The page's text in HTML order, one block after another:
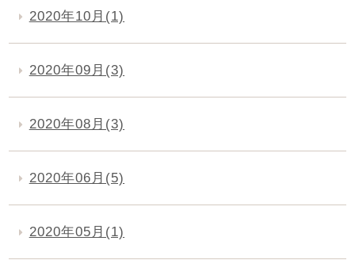
2020年10月(1)
2020年09月(3)
2020年08月(3)
2020年06月(5)
2020年05月(1)